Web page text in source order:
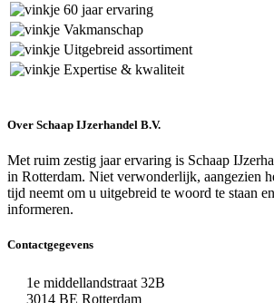
60 jaar ervaring
Vakmanschap
Uitgebreid assortiment
Expertise & kwaliteit
Over Schaap IJzerhandel B.V.
Met ruim zestig jaar ervaring is Schaap
in Rotterdam. Niet verwonderlijk, aangezien
tijd neemt om u uitgebreid te woord te staan
informeren.
Contactgegevens
1e middellandstraat 32B
3014 BE Rotterdam